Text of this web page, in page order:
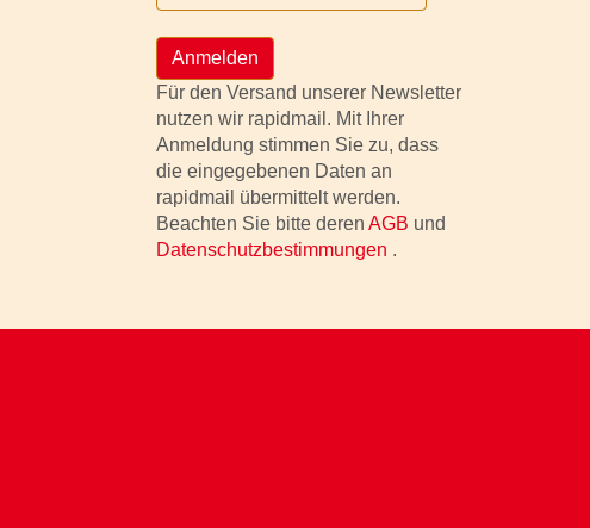
Anmelden
Für den Versand unserer Newsletter
nutzen wir rapidmail. Mit Ihrer
Anmeldung stimmen Sie zu, dass
die eingegebenen Daten an
rapidmail übermittelt werden.
Beachten Sie bitte deren AGB und
Datenschutzbestimmungen .